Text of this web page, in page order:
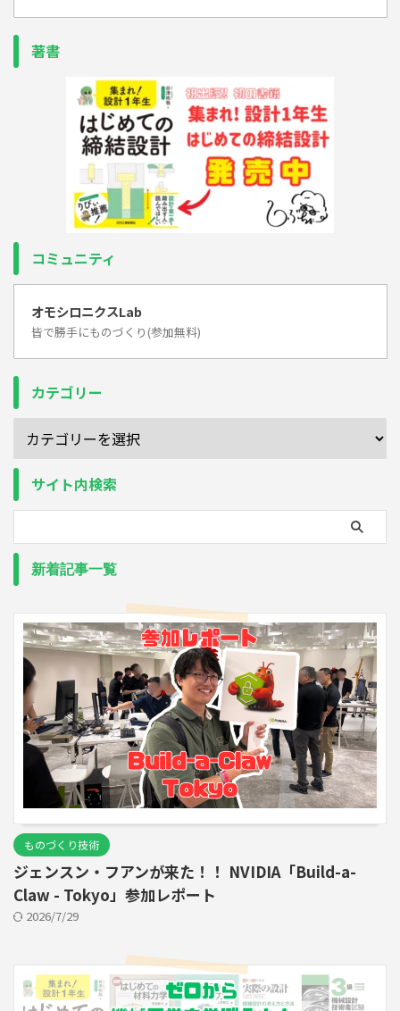
著書
コミュニティ
オモシロニクスLab
皆で勝手にものづくり(参加無料)
カテゴリー
サイト内検索
新着記事一覧
ものづくり技術
ジェンスン・フアンが来た！！ NVIDIA「Build-a-
Claw - Tokyo」参加レポート
2026/7/29